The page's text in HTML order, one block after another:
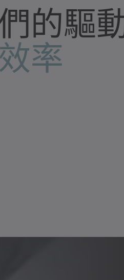
的驅
率